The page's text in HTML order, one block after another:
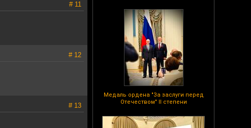
Медаль ордена "За заслуги перед
Отечеством" II степени
# 11
# 12
# 13